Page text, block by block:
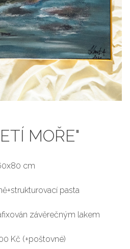
MOŘE"
cm
pasta
závěrečným lakem
Kč (+poštovné)